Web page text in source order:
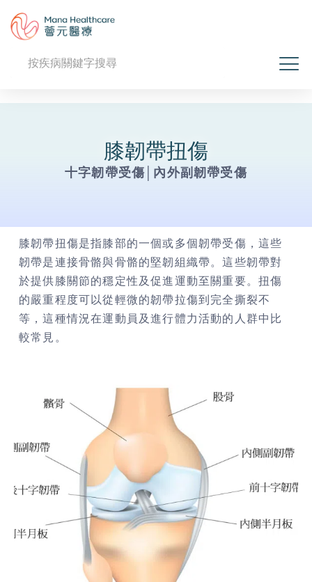
膝韌帶扭傷
十字韌帶受傷│內外副韌帶受傷
膝韌帶扭傷是指膝部的一個或多個韌帶受傷，這些
韌帶是連接骨骼與骨骼的堅韌組織帶。這些韌帶對
於提供膝關節的穩定性及促進運動至關重要。扭傷
的嚴重程度可以從輕微的韌帶拉傷到完全撕裂不
等，這種情況在運動員及進行體力活動的人群中比
較常見。